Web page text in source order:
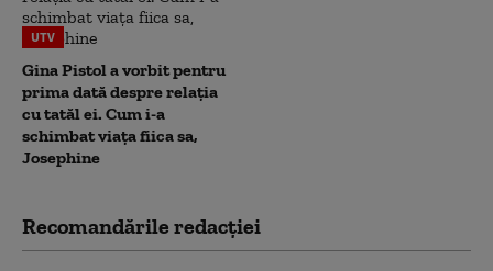
UTV
Gina Pistol a vorbit pentru
prima dată despre relația
cu tatăl ei. Cum i-a
schimbat viața fiica sa,
Josephine
Recomandările redacţiei